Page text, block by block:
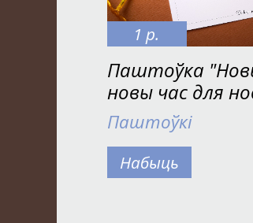
1 р.
Паштоўка
новы час для
Паштоўкі
Набыць